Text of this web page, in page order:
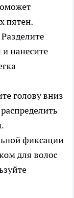
пятен.
Разделите
нанесите
голову вниз
фиксации
для волос